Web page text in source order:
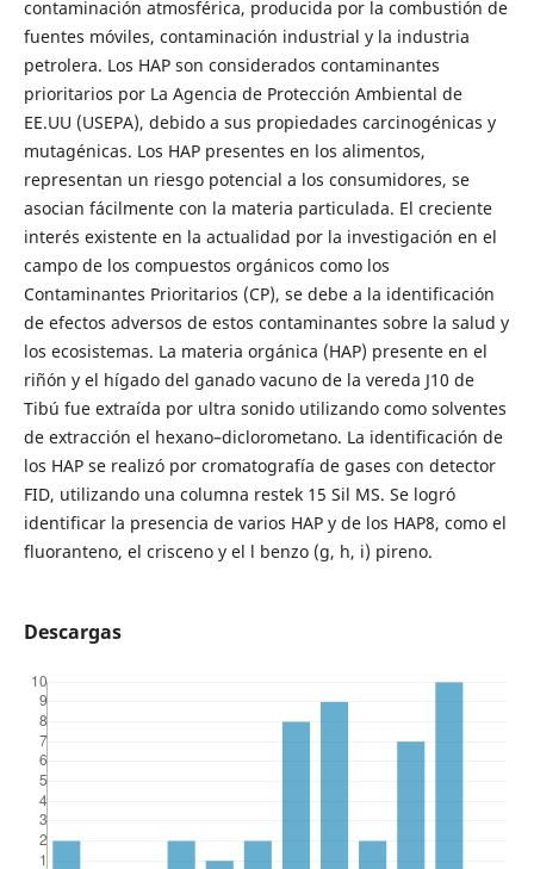
contaminación atmosférica, producida por la combustión de
fuentes móviles, contaminación industrial y la industria
petrolera. Los HAP son considerados contaminantes
prioritarios por La Agencia de Protección Ambiental de
EE.UU (USEPA), debido a sus propiedades carcinogénicas y
mutagénicas. Los HAP presentes en los alimentos,
representan un riesgo potencial a los consumidores, se
asocian fácilmente con la materia particulada. El creciente
interés existente en la actualidad por la investigación en el
campo de los compuestos orgánicos como los
Contaminantes Prioritarios (CP), se debe a la identificación
de efectos adversos de estos contaminantes sobre la salud y
los ecosistemas. La materia orgánica (HAP) presente en el
riñón y el hígado del ganado vacuno de la vereda J10 de
Tibú fue extraída por ultra sonido utilizando como solventes
de extracción el hexano–diclorometano. La identificación de
los HAP se realizó por cromatografía de gases con detector
FID, utilizando una columna restek 15 Sil MS. Se logró
identificar la presencia de varios HAP y de los HAP8, como el
fluoranteno, el crisceno y el l benzo (g, h, i) pireno.
Descargas